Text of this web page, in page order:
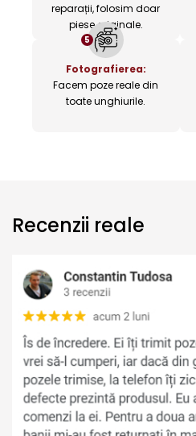
reparații, folosim doar
piese originale.
5
Fotografierea:
Facem poze reale din
toate unghiurile.
Recenzii reale